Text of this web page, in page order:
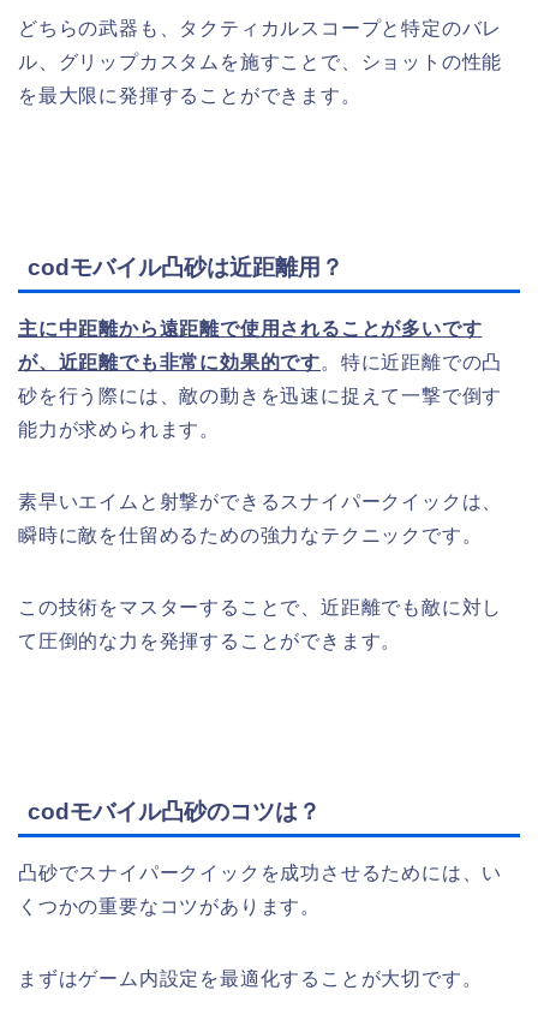
どちらの武器も、タクティカルスコープと特定のバレ
ル、グリップカスタムを施すことで、ショットの性能
を最大限に発揮することができます。
codモバイル凸砂は近距離用？
主に中距離から遠距離で使用されることが多いです
が、近距離でも非常に効果的です。特に近距離での凸
砂を行う際には、敵の動きを迅速に捉えて一撃で倒す
能力が求められます。
素早いエイムと射撃ができるスナイパークイックは、
瞬時に敵を仕留めるための強力なテクニックです。
この技術をマスターすることで、近距離でも敵に対し
て圧倒的な力を発揮することができます。
codモバイル凸砂のコツは？
凸砂でスナイパークイックを成功させるためには、い
くつかの重要なコツがあります。
まずはゲーム内設定を最適化することが大切です。